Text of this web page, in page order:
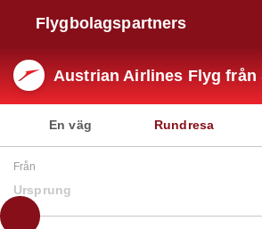
Flygbolagspartners
Austrian Airlines Flyg från
En väg Rundresa
Från
Ursprung